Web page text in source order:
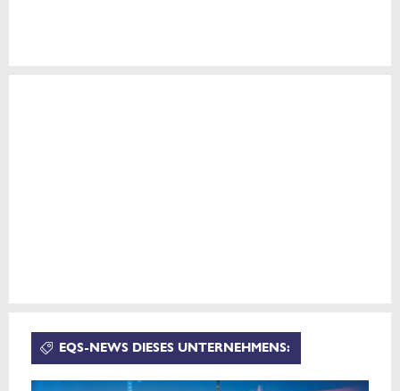
EQS-NEWS DIESES UNTERNEHMENS: